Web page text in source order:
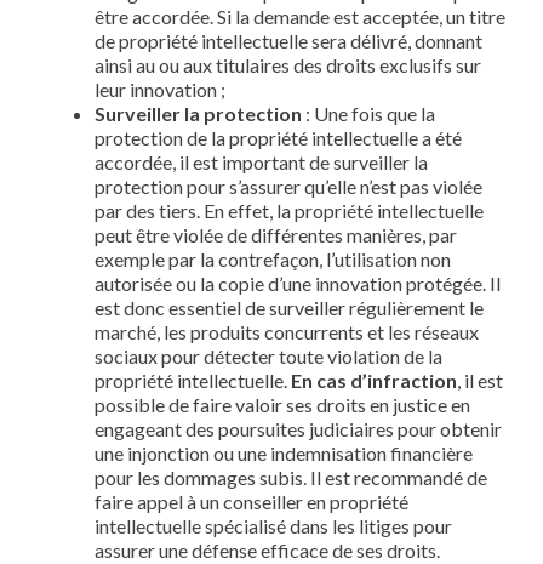
être accordée. Si la demande est acceptée, un titre
de propriété intellectuelle sera délivré, donnant
ainsi au ou aux titulaires des droits exclusifs sur
leur innovation ;
Surveiller la protection : Une fois que la
protection de la propriété intellectuelle a été
accordée, il est important de surveiller la
protection pour s’assurer qu’elle n’est pas violée
par des tiers. En effet, la propriété intellectuelle
peut être violée de différentes manières, par
exemple par la contrefaçon, l’utilisation non
autorisée ou la copie d’une innovation protégée. Il
est donc essentiel de surveiller régulièrement le
marché, les produits concurrents et les réseaux
sociaux pour détecter toute violation de la
propriété intellectuelle. En cas d’infraction, il est
possible de faire valoir ses droits en justice en
engageant des poursuites judiciaires pour obtenir
une injonction ou une indemnisation financière
pour les dommages subis. Il est recommandé de
faire appel à un conseiller en propriété
intellectuelle spécialisé dans les litiges pour
assurer une défense efficace de ses droits.